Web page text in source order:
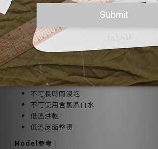
| 注意事項 |
可使用30度冷水機洗
類似顏色分開洗滌
不可長時間浸泡
不可使用含氯漂白水
低溫烘乾
低溫反面整燙
| Model參考 |